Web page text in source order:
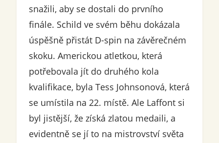
snažili, aby se dostali do prvního
finále. Schild ve svém běhu dokázala
úspěšně přistát D-spin na závěrečném
skoku. Americkou atletkou, která
potřebovala jít do druhého kola
kvalifikace, byla Tess Johnsonová, která
se umístila na 22. místě. Ale Laffont si
byl jistější, že získá zlatou medaili, a
evidentně se jí to na mistrovství světa